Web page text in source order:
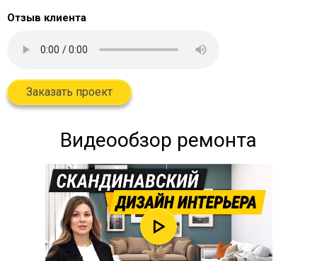
Отзыв клиента
Заказать проект
Видеообзор ремонта